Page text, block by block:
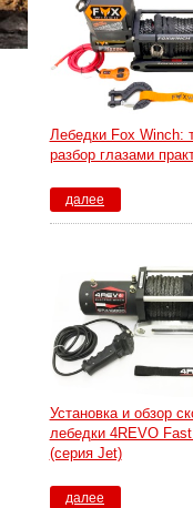
Лебедки Fox Winch:
разбор глазами
далее
Установка и обзор
лебедки 4REVO
(серия Jet)
далее